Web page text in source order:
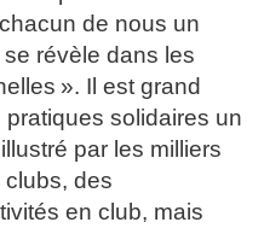
de nous un
révèle dans les
». Il est grand
solidaires un
par les milliers
des
en club, mais